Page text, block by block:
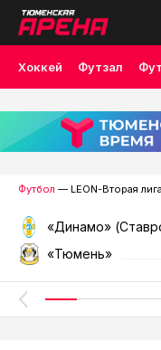
Хоккей Футзал
Лыжные гонки
Скалолазание
Футбол — LEON-Вторая
«Динамо»
«Тюмень»